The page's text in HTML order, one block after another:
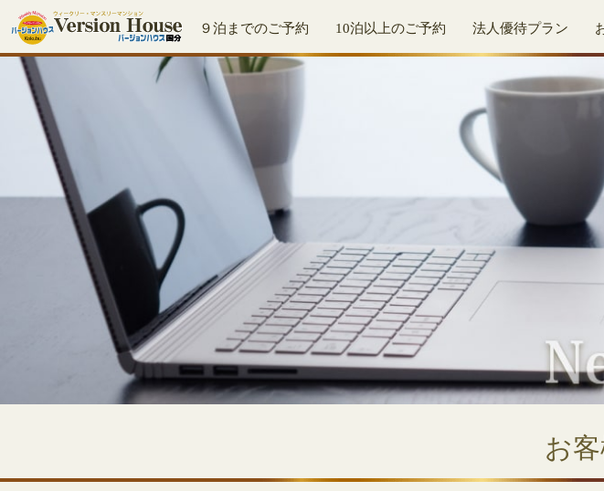
９泊までのご予約 10泊以上のご予約 法人優待プラン
お